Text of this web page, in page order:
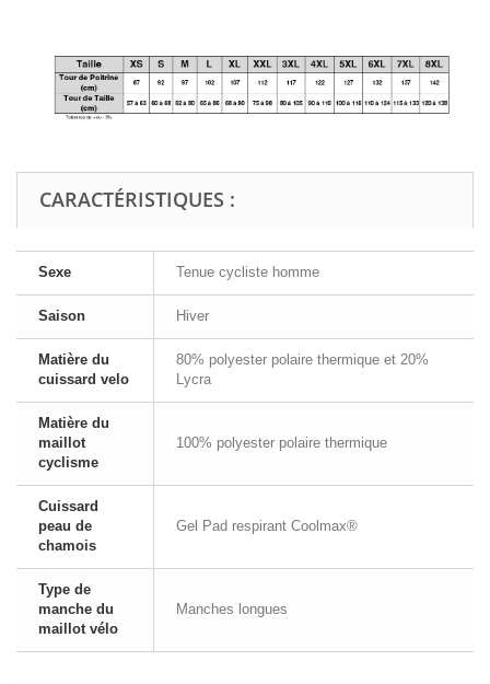
CARACTÉRISTIQUES :
Sexe Tenue cycliste homme
Saison Hiver
Matière du
cuissard velo
80% polyester polaire thermique et 20%
Lycra
Matière du
maillot
cyclisme
100% polyester polaire thermique
Cuissard
peau de
chamois
Gel Pad respirant Coolmax®
Type de
manche du
maillot vélo
Manches longues